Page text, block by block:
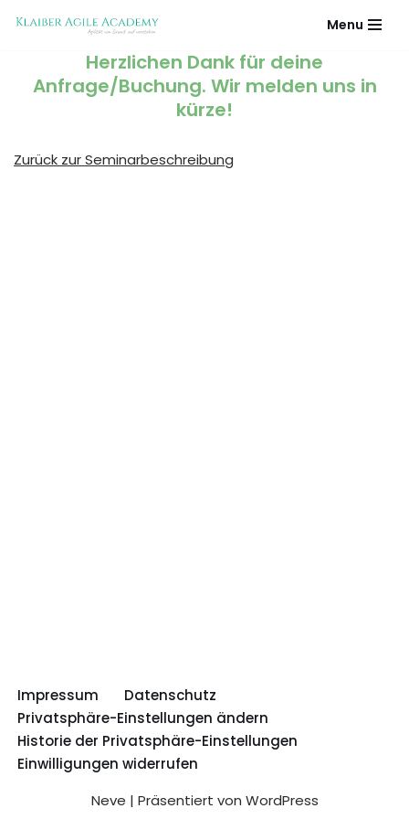
springen
Menu
Herzlichen Dank für deine
Anfrage/Buchung. Wir melden uns in
kürze!
Zurück zur Seminarbeschreibung
Impressum
Datenschutz
Privatsphäre-Einstellungen ändern
Historie der Privatsphäre-Einstellungen
Einwilligungen widerrufen
Neve | Präsentiert von WordPress